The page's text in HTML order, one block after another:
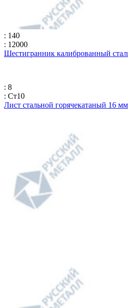
: 140
: 12000
Шестигранник калиброванный
: 8
: Ст10
Лист стальной горячекатаный 16 мм